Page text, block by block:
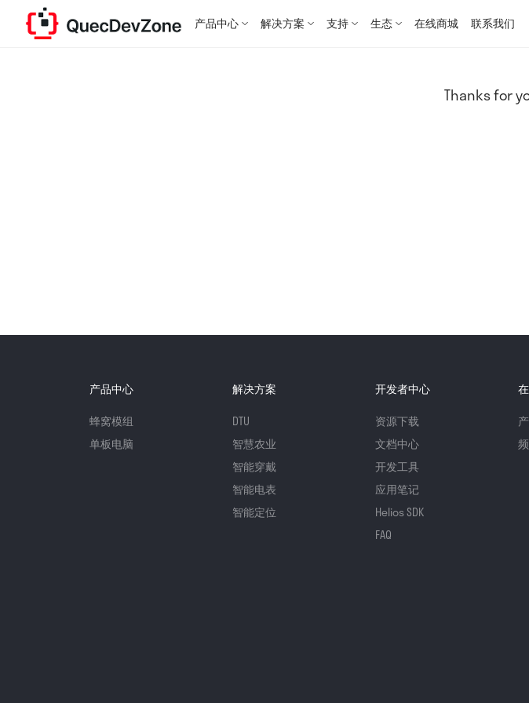
产品中心 解决方案 支持 生态 在线商城 联系我们
Thanks for
产品中心
蜂窝模组
单板电脑
解决方案
DTU
智慧农业
智能穿戴
智能电表
智能定位
开发者中心
资源下载
文档中心
开发工具
应用笔记
Helios SDK
FAQ